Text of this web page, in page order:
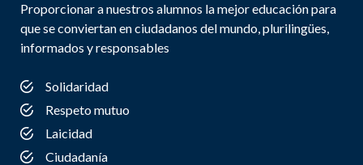
Proporcionar a nuestros alumnos la mejor educación para
que se conviertan en ciudadanos del mundo, plurilingües,
informados y responsables
Solidaridad
Respeto mutuo
Laicidad
Ciudadanía